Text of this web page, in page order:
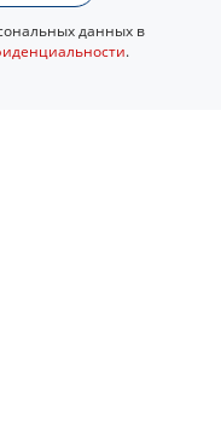
данных в
.